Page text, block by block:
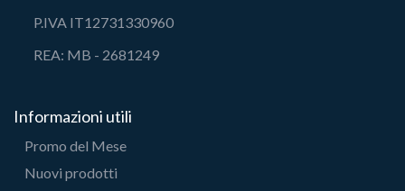
P.IVA IT12731330960
REA: MB - 2681249
Informazioni utili
Promo del Mese
Nuovi prodotti